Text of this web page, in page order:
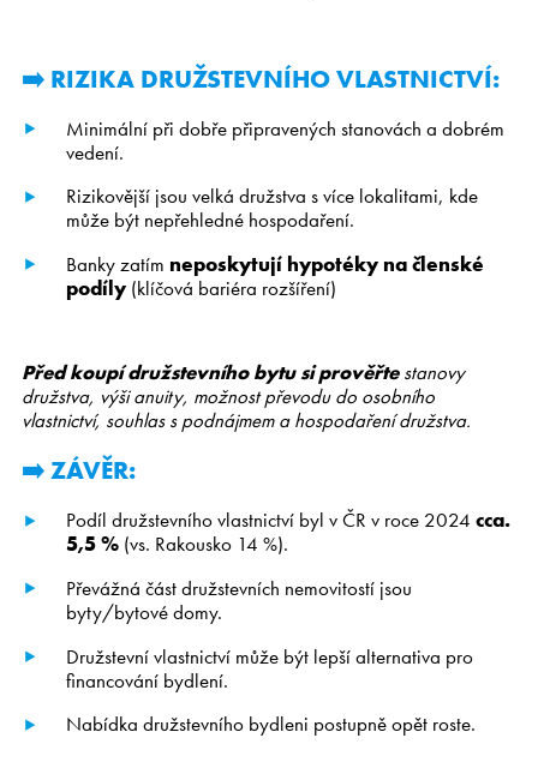
➡️ RIZIKA DRUŽSTEVNÍHO VLASTNICTVÍ:
Minimální při dobře připravených stanovách a dobrém
vedení.
Rizikovější jsou velká družstva s více lokalitami, kde
může být nepřehledné hospodaření.
Banky zatím neposkytují hypotéky na členské
podíly (klíčová bariéra rozšíření)
Před koupí družstevního bytu si prověřtestanovy
družstva, výši anuity, možnost převodu do osobního
vlastnictví, souhlas s podnájmem a hospodaření družstva.
➡️ ZÁVĚR:
Podíl družstevního vlastnictví byl v ČR v roce 2024cca.
5,5 % (vs. Rakousko 14 %).
Převážná část družstevních nemovitostí jsou
byty/bytové domy.
Družstevní vlastnictví může být lepší alternativa pro
financování bydlení.
Nabídka družstevního bydleni postupně opět roste.